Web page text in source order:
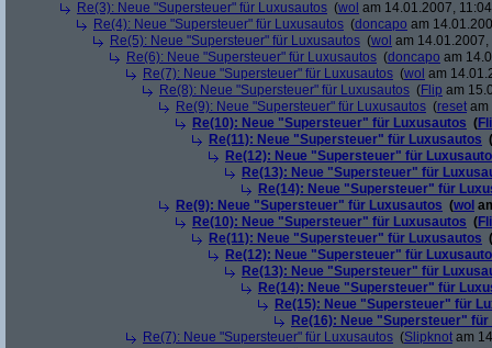
Re(3): Neue "Supersteuer" für Luxusautos (wol am 14.01.2007,
Re(4): Neue "Supersteuer" für Luxusautos (doncapo am
Re(5): Neue "Supersteuer" für Luxusautos (wol am 14.01.2007,
Re(6): Neue "Supersteuer" für Luxusautos (doncapo am
Re(7): Neue "Supersteuer" für Luxusautos (wol am
Re(8): Neue "Supersteuer" für Luxusautos (Flip am
Re(9): Neue "Supersteuer" für Luxusautos (reset am
Re(10): Neue "Supersteuer" für Luxusautos (
Re(11): Neue "Supersteuer" für Luxusautos (
Re(12): Neue "Supersteuer" für
Re(13): Neue "Supersteuer" für
Re(14): Neue "Supersteuer" für
Re(9): Neue "Supersteuer" für Luxusautos (wol
Re(10): Neue "Supersteuer" für Luxusautos (
Re(11): Neue "Supersteuer" für Luxusautos (
Re(12): Neue "Supersteuer" für
Re(13): Neue "Supersteuer" für
Re(14): Neue "Supersteuer" für
Re(15): Neue "Supersteuer" für
Re(16): Neue "Supersteuer"
Re(7): Neue "Supersteuer" für Luxusautos (Slipknot am